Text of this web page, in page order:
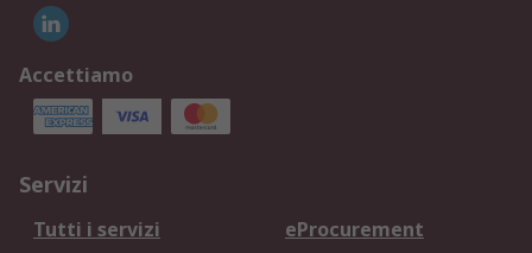
Accettiamo
Servizi
Tutti i servizi
eProcurement